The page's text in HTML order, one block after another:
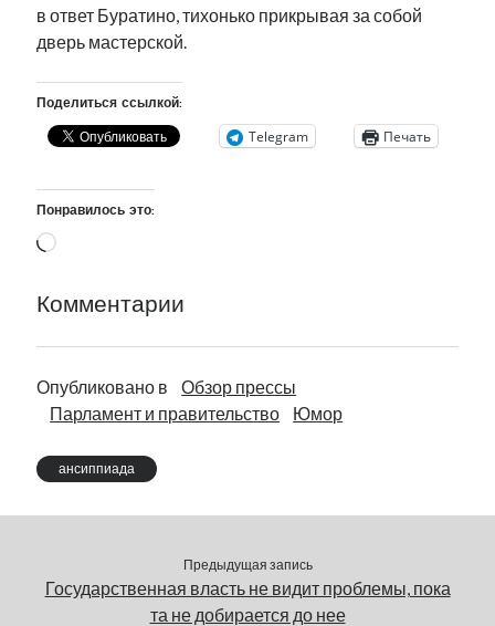
в ответ Буратино, тихонько прикрывая за собой
дверь мастерской.
Поделиться ссылкой:
Telegram Печать
Понравилось это:
Загрузка…
Комментарии
Опубликовано в
Обзор прессы
Парламент и правительство
Юмор
ансиппиада
Предыдущая запись
Государственная власть не видит проблемы, пока
та не добирается до нее